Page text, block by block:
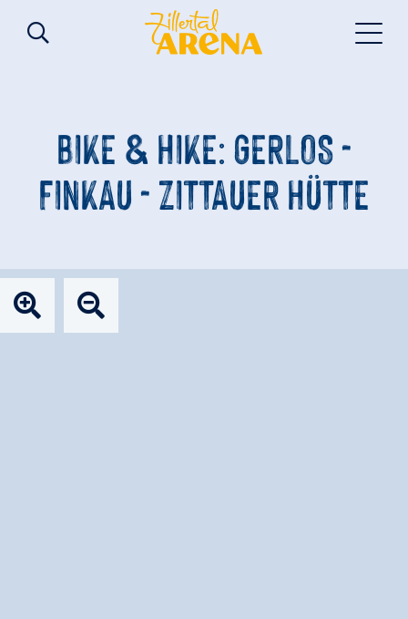
BIKE & HIKE: GERLOS -
FINKAU - ZITTAUER HÜTTE